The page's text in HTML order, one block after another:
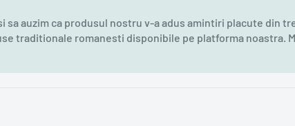
auzim ca produsul nostru v-a adus amintiri placute din
traditionale romanesti disponibile pe platforma noastra.